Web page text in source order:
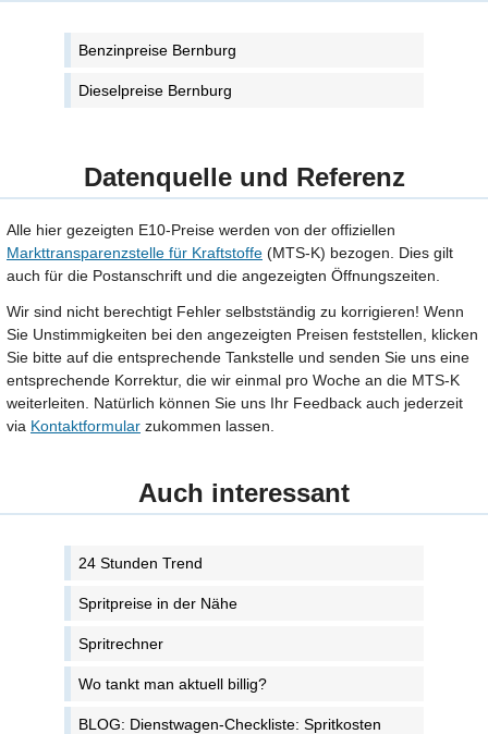
Benzinpreise Bernburg
Dieselpreise Bernburg
Datenquelle und Referenz
Alle hier gezeigten E10-Preise werden von der offiziellen
Markttransparenzstelle für Kraftstoffe (MTS-K) bezogen. Dies gilt
auch für die Postanschrift und die angezeigten Öffnungszeiten.
Wir sind nicht berechtigt Fehler selbstständig zu korrigieren! Wenn
Sie Unstimmigkeiten bei den angezeigten Preisen feststellen, klicken
Sie bitte auf die entsprechende Tankstelle und senden Sie uns eine
entsprechende Korrektur, die wir einmal pro Woche an die MTS-K
weiterleiten. Natürlich können Sie uns Ihr Feedback auch jederzeit
via Kontaktformular zukommen lassen.
Auch interessant
24 Stunden Trend
Spritpreise in der Nähe
Spritrechner
Wo tankt man aktuell billig?
BLOG: Dienstwagen-Checkliste: Spritkosten